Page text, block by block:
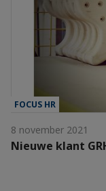
FOCUS HR
8 november 2021
Nieuwe klant